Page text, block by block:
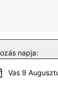
a(z)
napja:
Vas 9